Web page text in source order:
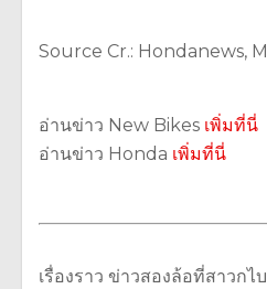
Source Cr.: Hondanews,
อ่านข่าว New Bikes เพิ่มที่นี่
อ่านข่าว Honda เพิ่มที่นี่
เรื่องราว ข่าวสองล้อที่สาวกไ